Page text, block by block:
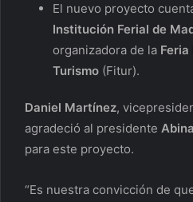
El nuevo proyecto
Institución Ferial de
organizadora de la
Turismo (Fitur).
Daniel Martínez,
agradeció al presidente
para este proyecto.
“Es nuestra convicción de